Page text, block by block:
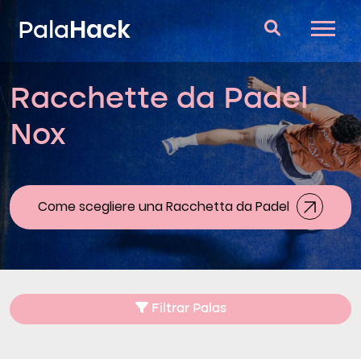
PalaHack
Racchette da Padel
Domande e risposte
Comparatore
Blog
Racchette da Padel
Nox
Come scegliere una Racchetta da Padel
Filtrar Palas